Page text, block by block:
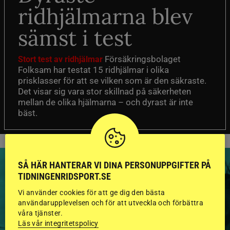
ridhjälmarna blev
sämst i test
Stort test av ridhjälmar Försäkringsbolaget
Folksam har testat 15 ridhjälmar i olika
prisklasser för att se vilken som är den säkraste.
Det visar sig vara stor skillnad på säkerheten
mellan de olika hjälmarna – och dyrast är inte
bäst.
HINGSTAR ONLINE
SÅ HÄR HANTERAR VI DINA PERSONUPPGIFTER PÅ
TIDNINGENRIDSPORT.SE
Vi använder cookies för att ge dig den bästa
användarupplevelsen och för att utveckla och förbättra
våra tjänster.
Läs vår integritetspolicy